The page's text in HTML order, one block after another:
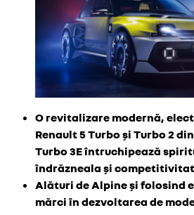
O revitalizare modernă,
Renault 5 Turbo și Turbo 2
Turbo 3E întruchipează
îndrăzneala și
Alături de Alpine și folosind
mărci în dezvoltarea de